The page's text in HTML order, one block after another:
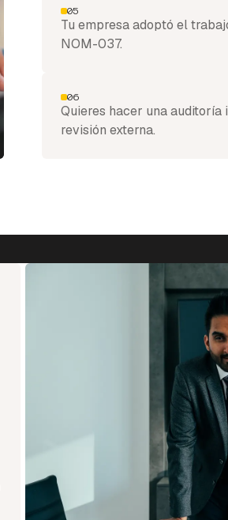
05
Tu empresa adoptó el
NOM-037.
06
Quieres hacer una auditoría
revisión externa.